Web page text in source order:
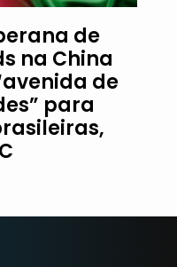
de
na China
de
para